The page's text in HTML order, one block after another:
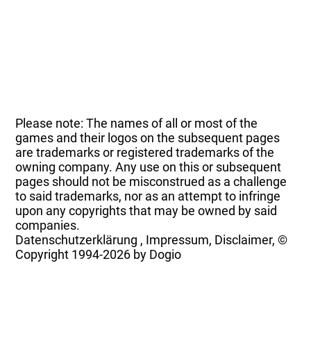
Please note: The names of all or most of the
games and their logos on the subsequent pages
are trademarks or registered trademarks of the
owning company. Any use on this or subsequent
pages should not be misconstrued as a challenge
to said trademarks, nor as an attempt to infringe
upon any copyrights that may be owned by said
companies.
Datenschutzerklärung , Impressum, Disclaimer, ©
Copyright 1994-2026 by Dogio